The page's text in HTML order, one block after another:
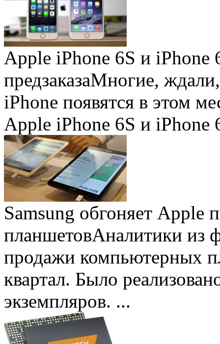
Apple iPhone 6S и iPhone
предзаказаМногие, ждали,
iPhone появятся в этом
Apple iPhone 6S и iPhone
Samsung обгоняет Apple
планшетовАналитики из
продажи компьютерных
квартал. Было
экземпляров. ...